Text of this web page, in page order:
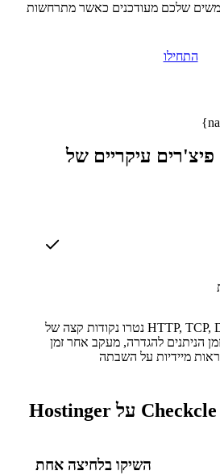
שלכם מעודכנים כאשר מתרחשות
התחילו
נטרו נקודות קצה של HTTP, TCP, DNS ו-ping
הניתנים להגדרה, מעקב אחר זמן
השיקו בלחיצה אחת